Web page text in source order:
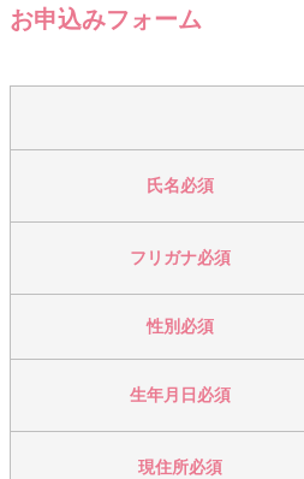
お申込みフォーム
氏名必須
フリガナ必須
性別必須
生年月日必須
現住所必須